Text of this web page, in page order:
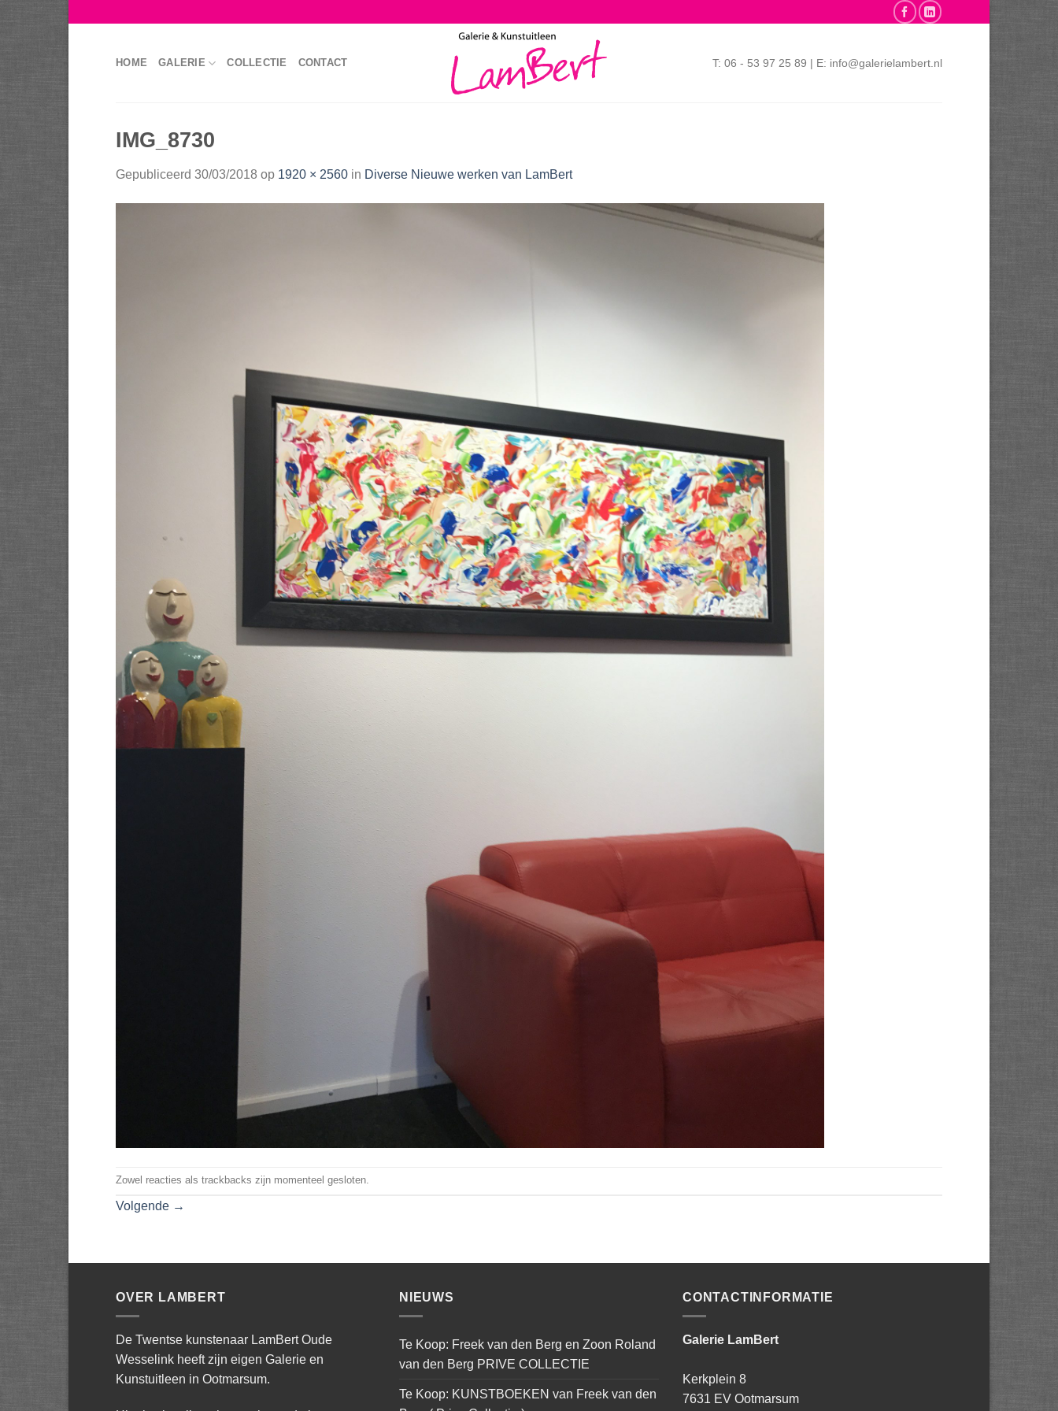
HOME GALERIE COLLECTIE CONTACT T: 06 - 53 97 25 89 | E: info@galerielambert.nl
IMG_8730
Gepubliceerd 30/03/2018 op 1920 × 2560 in Diverse Nieuwe werken van LamBert
Zowel reacties als trackbacks zijn momenteel gesloten.
Volgende →
OVER LAMBERT
De Twentse kunstenaar LamBert Oude
Wesselink heeft zijn eigen Galerie en
Kunstuitleen in Ootmarsum.
NIEUWS
Te Koop: Freek van den Berg en Zoon Roland
van den Berg PRIVE COLLECTIE
Te Koop: KUNSTBOEKEN van Freek van den
CONTACTINFORMATIE
Galerie LamBert
Kerkplein 8
7631 EV Ootmarsum